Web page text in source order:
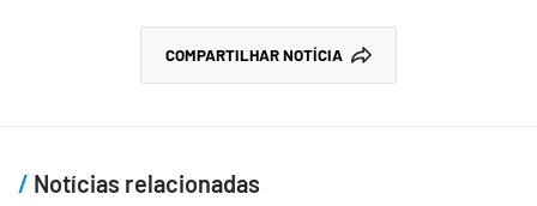
COMPARTILHAR NOTÍCIA
Notícias relacionadas